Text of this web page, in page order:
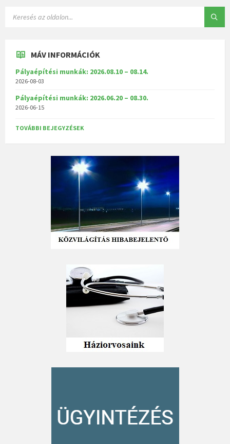
MÁV INFORMÁCIÓK
Pályaépítési munkák: 2026.08.10 – 08.14.
2026-08-03
Pályaépítési munkák: 2026.06.20 – 08.30.
2026-06-15
TOVÁBBI BEJEGYZÉSEK